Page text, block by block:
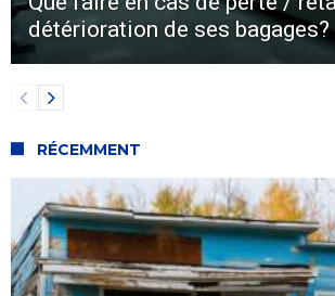
détérioration de ses bagages?
RÉCEMMENT